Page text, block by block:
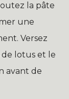
la pâte
une
Versez
de lotus et le
avant de